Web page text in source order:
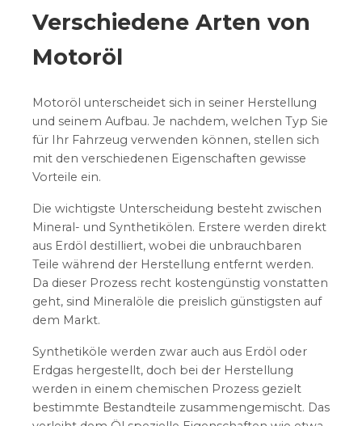
Verschiedene Arten von
Motoröl
Motoröl unterscheidet sich in seiner Herstellung
und seinem Aufbau. Je nachdem, welchen Typ Sie
für Ihr Fahrzeug verwenden können, stellen sich
mit den verschiedenen Eigenschaften gewisse
Vorteile ein.
Die wichtigste Unterscheidung besteht zwischen
Mineral- und Synthetikölen. Erstere werden direkt
aus Erdöl destilliert, wobei die unbrauchbaren
Teile während der Herstellung entfernt werden.
Da dieser Prozess recht kostengünstig vonstatten
geht, sind Mineralöle die preislich günstigsten auf
dem Markt.
Synthetiköle werden zwar auch aus Erdöl oder
Erdgas hergestellt, doch bei der Herstellung
werden in einem chemischen Prozess gezielt
bestimmte Bestandteile zusammengemischt. Das